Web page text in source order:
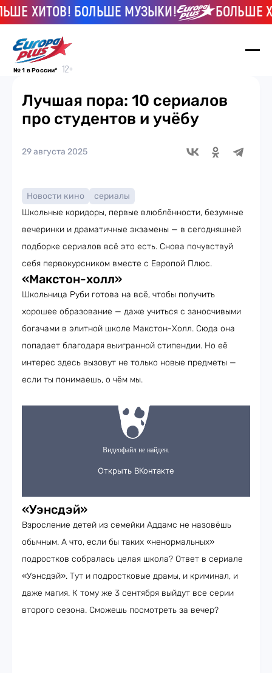
ХИТОВ! БОЛЬШЕ МУЗЫКИ! БОЛЬШЕ
№ 1 в России*
Лучшая пора: 10 сериалов
про студентов и учёбу
29 августа 2025
Новости кино
сериалы
Школьные коридоры, первые влюблённости, безумные
вечеринки и драматичные экзамены — в сегодняшней
подборке сериалов всё это есть. Снова почувствуй
себя первокурсником вместе с Европой Плюс.
«Макстон-холл»
Школьница Руби готова на всё, чтобы получить
хорошее образование — даже учиться с заносчивыми
богачами в элитной школе Макстон-Холл. Сюда она
попадает благодаря выигранной стипендии. Но её
интерес здесь вызовут не только новые предметы —
если ты понимаешь, о чём мы.
«Уэнсдэй»
Взросление детей из семейки Аддамс не назовёшь
обычным. А что, если бы таких «ненормальных»
подростков собралась целая школа? Ответ в сериале
«Уэнсдэй». Тут и подростковые драмы, и криминал, и
даже магия. К тому же 3 сентября выйдут все серии
второго сезона. Сможешь посмотреть за вечер?